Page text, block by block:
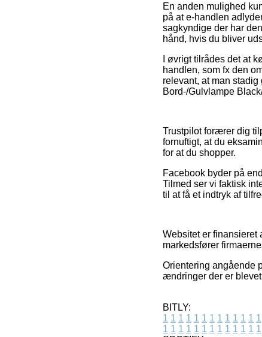
En anden mulighed
på at e-handlen
sagkyndige der har
hånd, hvis du bliver
I øvrigt tilrådes det at
handlen, som fx den
relevant, at man
Bord-/Gulvlampe
Trustpilot forærer dig
fornuftigt, at du
for at du shopper.
Facebook byder på
Tilmed ser vi faktisk
til at få et indtryk af
Websitet er finansieret
markedsfører
Orientering angående
ændringer der er
BITLY:
1 1 1 1 1 1 1 1 1 1 1 1 1
1 1 1 1 1 1 1 1 1 1 1 1 1